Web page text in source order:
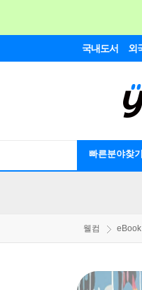
국내도서 외
빠른분야찾기
웰컴 eBook